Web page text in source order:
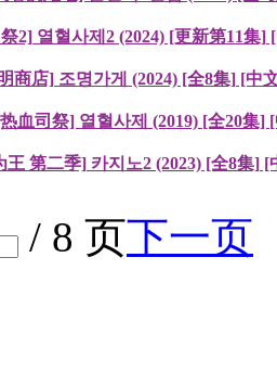
2] 열혈사제2 (2024) [更新第11集]
商店] 조명가게 (2024) [全8集] [中
血司祭] 열혈사제 (2019) [全20集]
王 第二季] 카지노2 (2023) [全8集] [
/ 8 页下一页